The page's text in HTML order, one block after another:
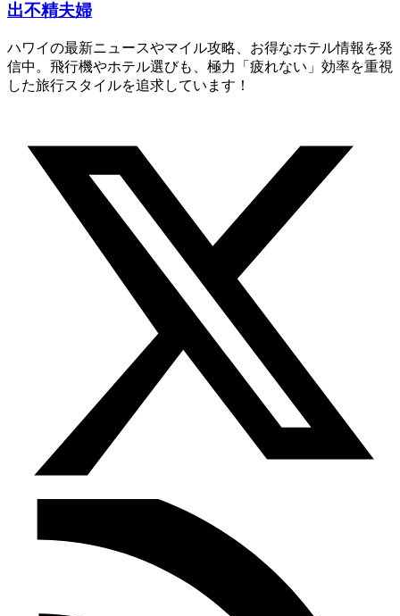
出不精夫婦
ハワイの最新ニュースやマイル攻略、お得なホテル情報を発
信中。飛行機やホテル選びも、極力「疲れない」効率を重視
した旅行スタイルを追求しています！